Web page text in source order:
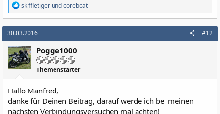
R
e
a
k
t
i
o
n
e
n
skiffletiger undcoreboat
30.03.2016 #12
Pogge1000
Themenstarter
Hallo Manfred,
danke für Deinen Beitrag, darauf werde ich bei meinen
nächsten Verbindungsversuchen mal achten!